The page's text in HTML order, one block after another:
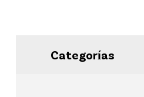
Categorías